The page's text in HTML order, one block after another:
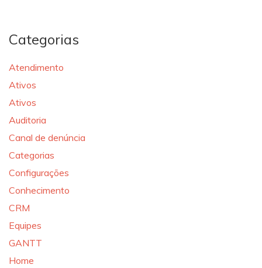
Categorias
Atendimento
Ativos
Ativos
Auditoria
Canal de denúncia
Categorias
Configurações
Conhecimento
CRM
Equipes
GANTT
Home